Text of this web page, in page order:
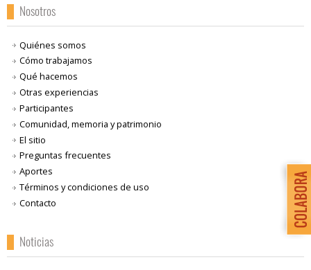
Nosotros
Quiénes somos
Cómo trabajamos
Qué hacemos
Otras experiencias
Participantes
Comunidad, memoria y patrimonio
El sitio
Preguntas frecuentes
Aportes
Términos y condiciones de uso
Contacto
Noticias